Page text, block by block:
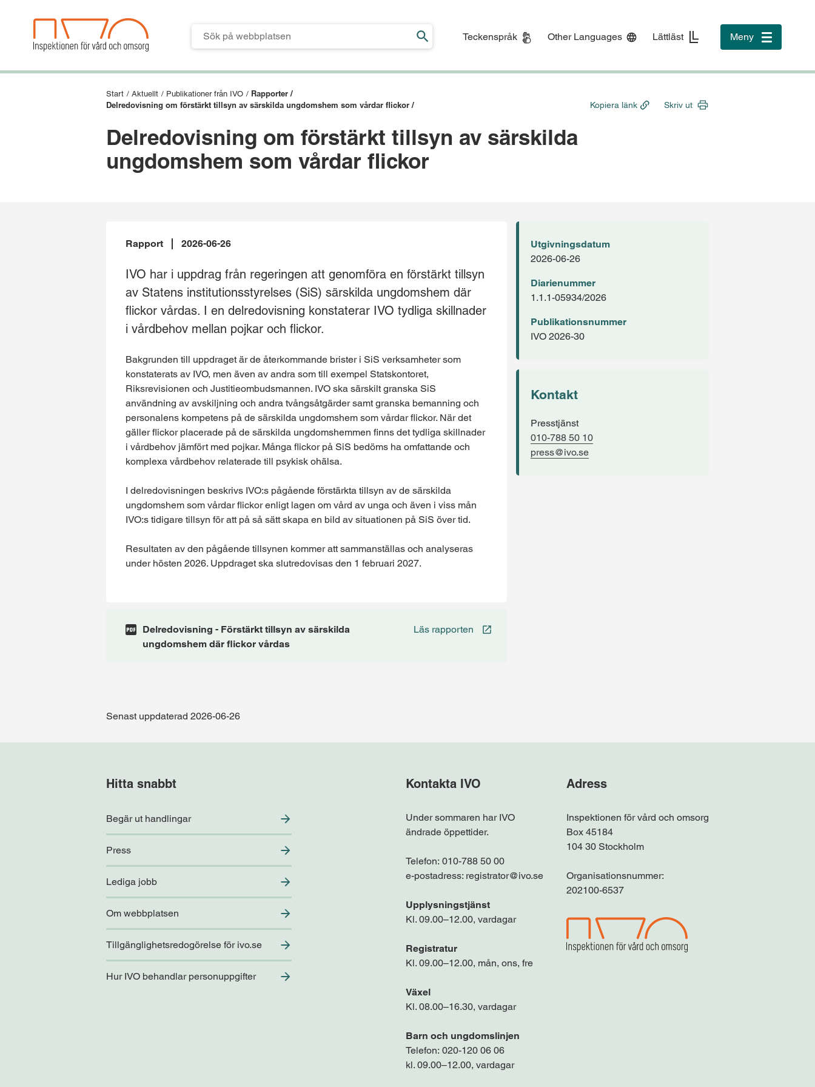
Teckenspråk Other Languages Lättläst Meny
Toggle
navigation
Start / Aktuellt / Publikationer från IVO / Rapporter /
Delredovisning om förstärkt tillsyn av särskilda ungdomshem som vårdar flickor /
Kopiera länk Skriv ut
Delredovisning om förstärkt tillsyn av särskilda
ungdomshem som vårdar flickor
Rapport 2026-06-26
IVO har i uppdrag från regeringen att genomföra en förstärkt tillsyn
av Statens institutionsstyrelses (SiS) särskilda ungdomshem där
flickor vårdas. I en delredovisning konstaterar IVO tydliga skillnader
i vårdbehov mellan pojkar och flickor.
Bakgrunden till uppdraget är de återkommande brister i SiS verksamheter som
konstaterats av IVO, men även av andra som till exempel Statskontoret,
Riksrevisionen och Justitieombudsmannen. IVO ska särskilt granska SiS
användning av avskiljning och andra tvångsåtgärder samt granska bemanning och
personalens kompetens på de särskilda ungdomshem som vårdar flickor. När det
gäller flickor placerade på de särskilda ungdomshemmen finns det tydliga skillnader
i vårdbehov jämfört med pojkar. Många flickor på SiS bedöms ha omfattande och
komplexa vårdbehov relaterade till psykisk ohälsa.
I delredovisningen beskrivs IVO:s pågående förstärkta tillsyn av de särskilda
ungdomshem som vårdar flickor enligt lagen om vård av unga och även i viss mån
IVO:s tidigare tillsyn för att på så sätt skapa en bild av situationen på SiS över tid.
Resultaten av den pågående tillsynen kommer att sammanställas och analyseras
under hösten 2026. Uppdraget ska slutredovisas den 1 februari 2027.
Delredovisning - Förstärkt tillsyn av särskilda
ungdomshem där flickor vårdas
Läs rapporten
Utgivningsdatum
2026-06-26
Diarienummer
1.1.1-05934/2026
Publikationsnummer
IVO 2026-30
Kontakt
Presstjänst
010-788 50 10
press@ivo.se
Senast uppdaterad 2026-06-26
Hitta snabbt
Begär ut handlingar
Press
Lediga jobb
Om webbplatsen
Tillgänglighetsredogörelse för ivo.se
Hur IVO behandlar personuppgifter
Kontakta IVO
Under sommaren har IVO
ändrade öppettider.
Telefon: 010-788 50 00
e-postadress: registrator@ivo.se
Upplysningstjänst
Kl. 09.00–12.00, vardagar
Registratur
Kl. 09.00–12.00, mån, ons, fre
Växel
Kl. 08.00–16.30, vardagar
Barn och ungdomslinjen
Telefon: 020-120 06 06
kl. 09.00–12.00, vardagar
Adress
Inspektionen för vård och omsorg
Box 45184
104 30 Stockholm
Organisationsnummer:
202100-6537